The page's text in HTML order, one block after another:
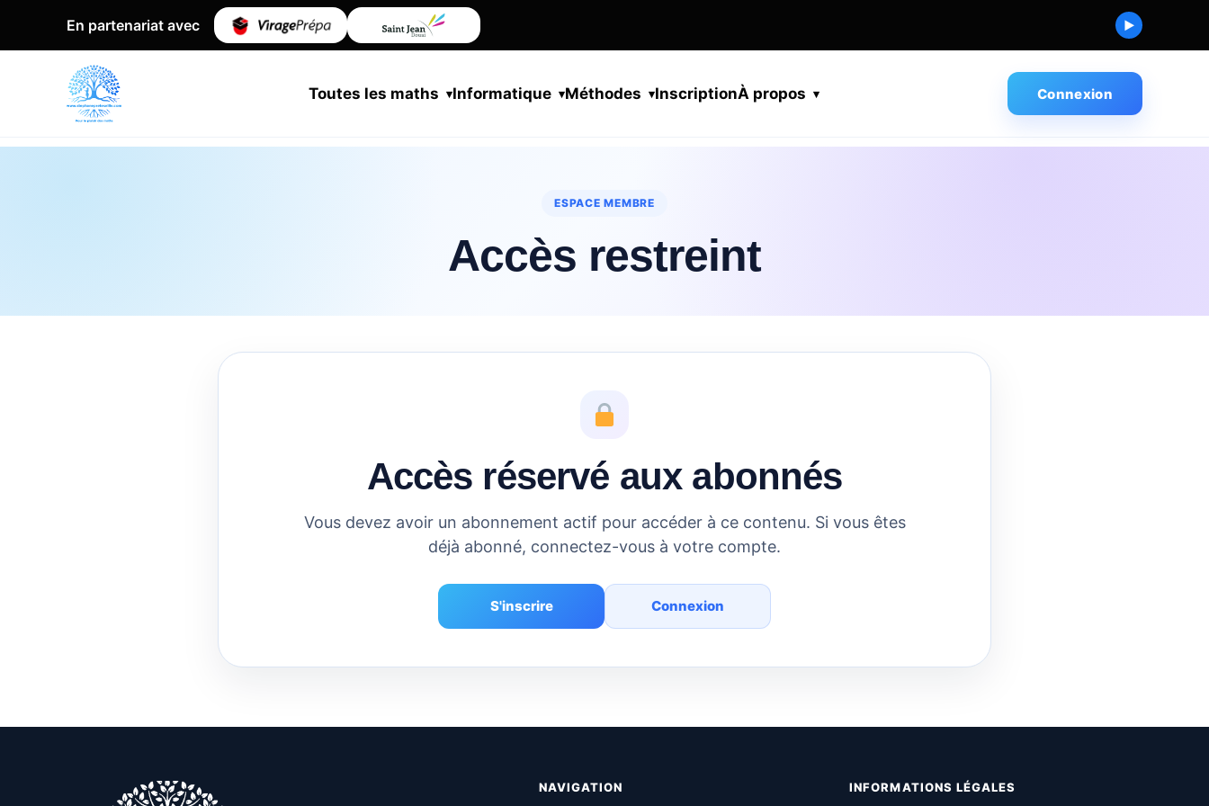
En partenariat avec ▶
Toutes les maths Informatique Méthodes InscriptionÀ propos Connexion
ESPACE MEMBRE
Accès restreint
Accès réservé aux abonnés
Vous devez avoir un abonnement actif pour accéder à ce contenu. Si vous êtes
déjà abonné, connectez-vous à votre compte.
S'inscrire Connexion
NAVIGATION INFORMATIONS LÉGALES